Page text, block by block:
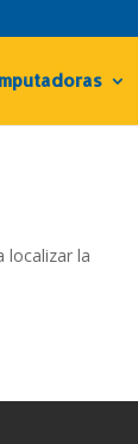
localizar la